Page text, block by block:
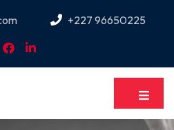
+227 96650225